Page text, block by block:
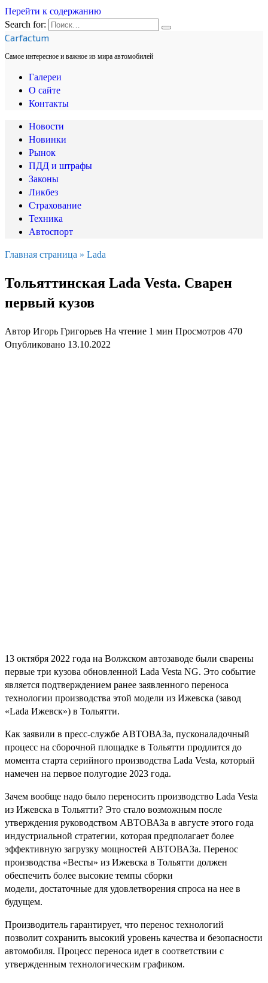
Перейти к содержанию
Search for:
Carfactum
Самое интересное и важное из мира автомобилей
Галереи
О сайте
Контакты
Новости
Новинки
Рынок
ПДД и штрафы
Законы
Ликбез
Страхование
Техника
Автоспорт
Главная страница » Lada
Тольяттинская Lada Vesta. Сварен
первый кузов
Автор Игорь Григорьев На чтение 1 мин Просмотров 470
Опубликовано 13.10.2022
13 октября 2022 года на Волжском автозаводе были сварены
первые три кузова обновленной Lada Vesta NG. Это событие
является подтверждением ранее заявленного переноса
технологии производства этой модели из Ижевска (завод
«Lada Ижевск») в Тольятти.
Как заявили в пресс-службе АВТОВАЗа, пусконаладочный
процесс на сборочной площадке в Тольятти продлится до
момента старта серийного производства Lada Vesta, который
намечен на первое полугодие 2023 года.
Зачем вообще надо было переносить производство Lada Vesta
из Ижевска в Тольятти? Это стало возможным после
утверждения руководством АВТОВАЗа в августе этого года
индустриальной стратегии, которая предполагает более
эффективную загрузку мощностей АВТОВАЗа. Перенос
производства «Весты» из Ижевска в Тольятти должен
обеспечить более высокие темпы сборки
модели, достаточные для удовлетворения спроса на нее в
будущем.
Производитель гарантирует, что перенос технологий
позволит сохранить высокий уровень качества и безопасности
автомобиля. Процесс переноса идет в соответствии с
утвержденным технологическим графиком.